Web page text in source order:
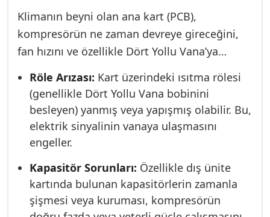
beklerken soğuk hava üfler.
Klimanın beyni olan ana kart (PCB),
kompresörün ne zaman devreye gireceğini,
fan hızını ve özellikle Dört Yollu Vana’ya
eder. Isıtma devreye girerken yükü çeken en
kritik parça kart üzerindeki *rölelerdir*.
Röle Arızası: Kart üzerindeki ısıtma rölesi
(genellikle Dört Yollu Vana bobinini
besleyen) yanmış veya yapışmış olabilir. Bu,
elektrik sinyalinin vanaya ulaşmasını
engeller.
Kapasitör Sorunları: Özellikle dış ünite
kartında bulunan kapasitörlerin zamanla
şişmesi veya kuruması, kompresörün